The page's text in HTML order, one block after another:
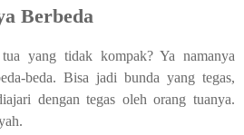
Berbeda
yang tidak kompak? Ya namanya
beda. Bisa jadi bunda yang tegas,
dengan tegas oleh orang tuanya.